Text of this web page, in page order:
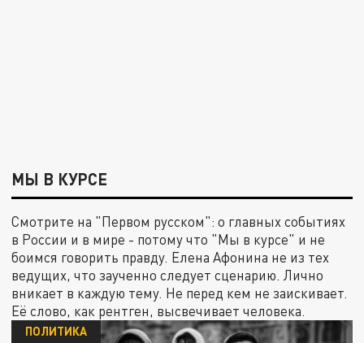
МЫ В КУРСЕ
Смотрите на "Первом русском": о главных событиях
в России и в мире - потому что "Мы в курсе" и не
боимся говорить правду. Елена Афонина не из тех
ведущих, что заученно следует сценарию. Лично
вникает в каждую тему. Не перед кем не заискивает.
Её слово, как рентген, высвечивает человека.
ПОЛИТИКА